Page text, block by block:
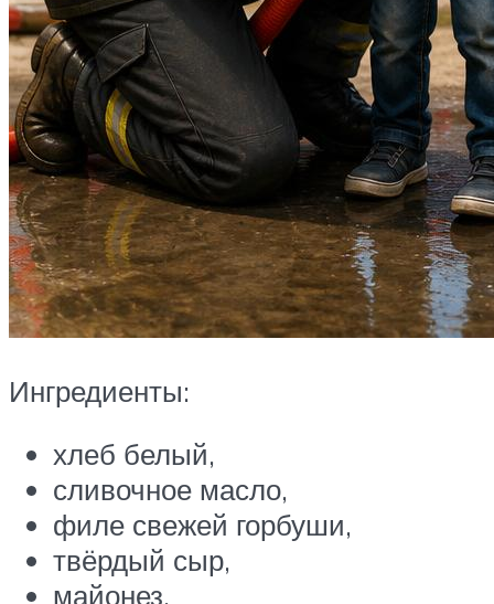
Ингредиенты:
хлеб белый,
сливочное масло,
филе свежей горбуши,
твёрдый сыр,
майонез,